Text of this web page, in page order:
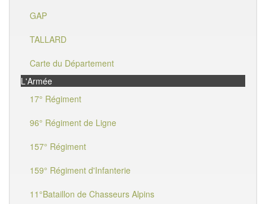
GAP
TALLARD
Carte du Département
L'Armée
17° Régiment
96° Régiment de Ligne
157° Régiment
159° Régiment d'Infanterie
11°Bataillon de Chasseurs Alpins